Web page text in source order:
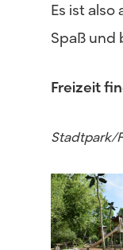
Es ist
Spaß und
Freizeit
Stadtpark/